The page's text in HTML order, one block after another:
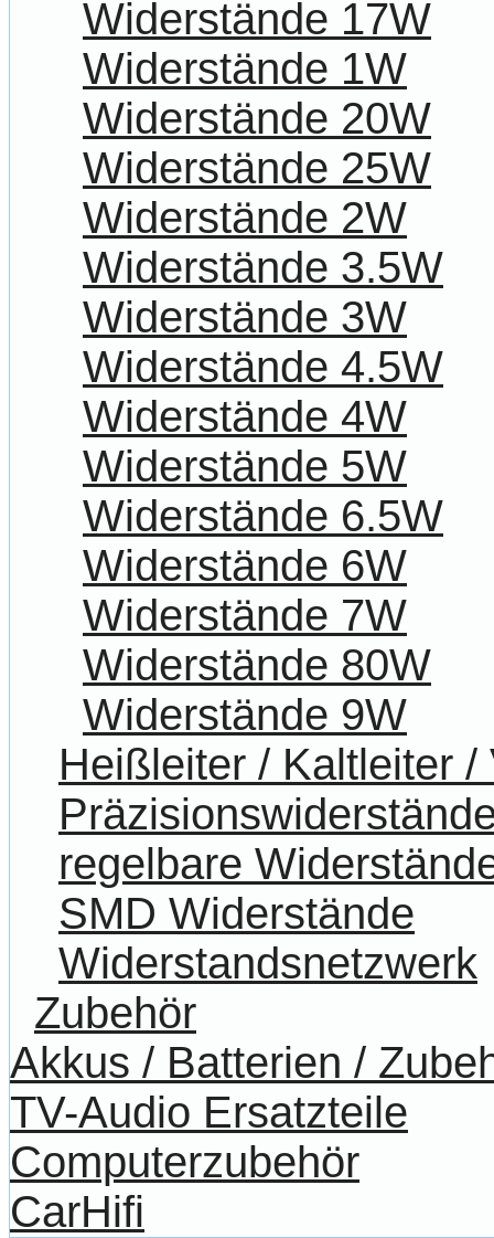
Widerstände 17W
Widerstände 1W
Widerstände 20W
Widerstände 25W
Widerstände 2W
Widerstände 3.5W
Widerstände 3W
Widerstände 4.5W
Widerstände 4W
Widerstände 5W
Widerstände 6.5W
Widerstände 6W
Widerstände 7W
Widerstände 80W
Widerstände 9W
Heißleiter / Kaltleiter /
regelbare
SMD Widerstände
Widerstandsnetzwerk
Zubehör
Akkus / Batterien /
TV-Audio Ersatzteile
Computerzubehör
CarHifi